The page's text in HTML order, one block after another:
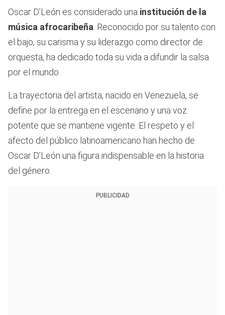
Oscar D’León es considerado una institución de la
música afrocaribeña . Reconocido por su talento con
el bajo, su carisma y su liderazgo como director de
orquesta, ha dedicado toda su vida a difundir la salsa
por el mundo.
La trayectoria del artista, nacido en Venezuela, se
define por la entrega en el escenario y una voz
potente que se mantiene vigente. El respeto y el
afecto del público latinoamericano han hecho de
Oscar D’León una figura indispensable en la historia
del género.
PUBLICIDAD